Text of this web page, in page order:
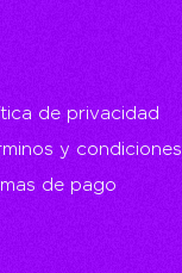
de privacidad
y condiciones
de pago